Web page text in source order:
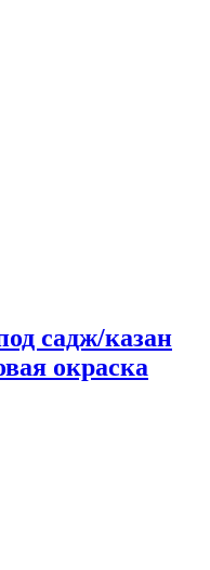
садж/казан
окраска